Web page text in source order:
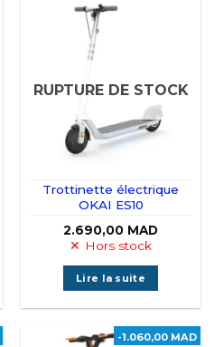
RUPTURE DE STOCK
Trottinette électrique
OKAI ES10
2.690,00 MAD
Hors stock
Lire la suite
-1.060,00 MAD